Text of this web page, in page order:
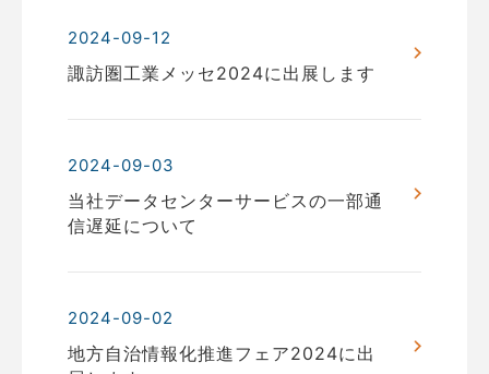
2024-09-12
諏訪圏工業メッセ2024に出展します
2024-09-03
当社データセンターサービスの一部通
信遅延について
2024-09-02
地方自治情報化推進フェア2024に出